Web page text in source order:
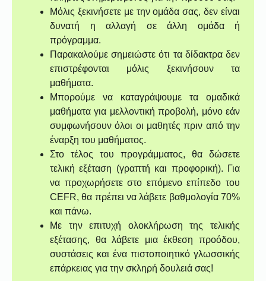
Μόλις ξεκινήσετε με την ομάδα σας, δεν είναι
δυνατή η αλλαγή σε άλλη ομάδα ή
πρόγραμμα.
Παρακαλούμε σημειώστε ότι τα δίδακτρα δεν
επιστρέφονται μόλις ξεκινήσουν τα
μαθήματα.
Μπορούμε να καταγράψουμε τα ομαδικά
μαθήματα για μελλοντική προβολή, μόνο εάν
συμφωνήσουν όλοι οι μαθητές πριν από την
έναρξη του μαθήματος.
Στο τέλος του προγράμματος, θα δώσετε
τελική εξέταση (γραπτή και προφορική). Για
να προχωρήσετε στο επόμενο επίπεδο του
CEFR, θα πρέπει να λάβετε βαθμολογία 70%
και πάνω.
Με την επιτυχή ολοκλήρωση της τελικής
εξέτασης, θα λάβετε μια έκθεση προόδου,
συστάσεις και ένα πιστοποιητικό γλωσσικής
επάρκειας για την σκληρή δουλειά σας!